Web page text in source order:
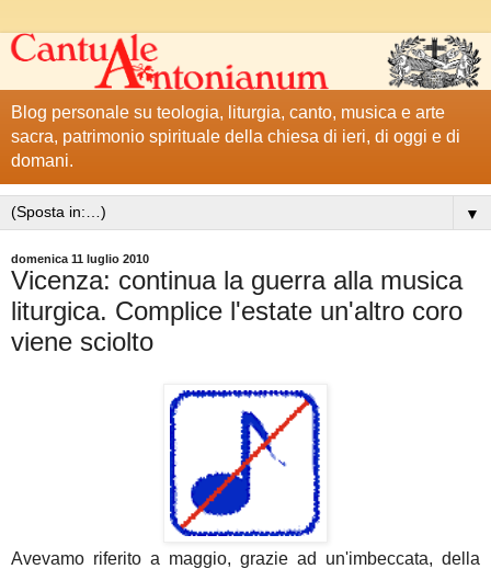
Blog personale su teologia, liturgia, canto, musica e arte
sacra, patrimonio spirituale della chiesa di ieri, di oggi e di
domani.
▼
domenica 11 luglio 2010
Vicenza: continua la guerra alla musica
liturgica. Complice l'estate un'altro coro
viene sciolto
Avevamo riferito a maggio, grazie ad un'imbeccata, della